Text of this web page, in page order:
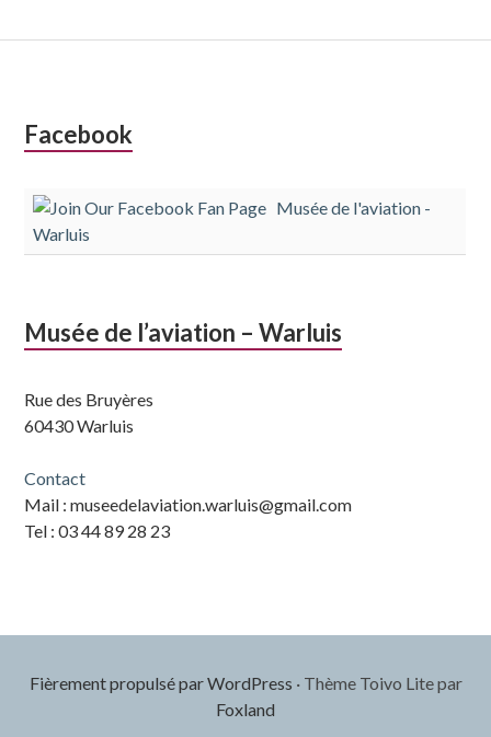
Colonne
subsidiaire
Facebook
Musée de l'aviation -
Warluis
Musée de l’aviation – Warluis
Rue des Bruyères
60430 Warluis
Contact
Mail : museedelaviation.warluis@gmail.com
Tel : 03 44 89 28 23
Fièrement propulsé par WordPress ·Thème Toivo Lite par
Foxland